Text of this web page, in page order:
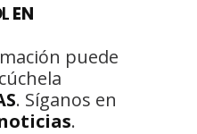
EN
puede
. Síganos en
.